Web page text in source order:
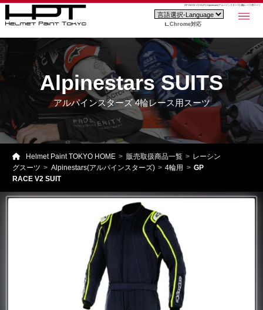
GP RACE V2 SUIT | Alpinestars(アルパインスターズ) 4輪レース用スーツ
Chrome対応
Alpinestars SUITS
アルパインスターズ 4輪レース用スーツ
Helmet Paint TOKYO HOME 販売取扱商品一覧
レーシン
グスーツ
Alpinestars(アルパインスターズ) 4輪用
GP
RACE V2 SUIT